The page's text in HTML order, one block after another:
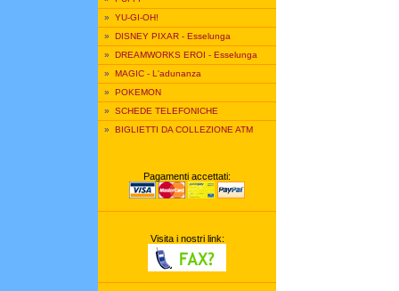
» YU-GI-OH!
» DISNEY PIXAR - Esselunga
» DREAMWORKS EROI - Esselunga
» MAGIC - L'adunanza
» POKEMON
» SCHEDE TELEFONICHE
» BIGLIETTI DA COLLEZIONE ATM
Pagamenti accettati:
Visita i nostri link: